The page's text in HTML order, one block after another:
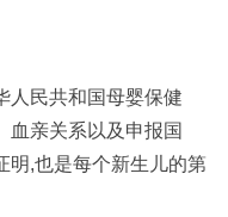
人民共和国母婴保健
血亲关系以及申报国
明,也是每个新生儿的第